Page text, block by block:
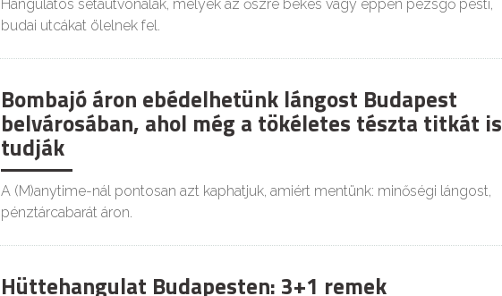
Hangulatos sétaútvonalak, melyek az őszre békés vagy éppen pezsgő pesti,
budai utcákat ölelnek fel.
Bombajó áron ebédelhetünk lángost Budapest
belvárosában, ahol még a tökéletes tészta titkát is
tudják
A (M)anytime-nál pontosan azt kaphatjuk, amiért mentünk: minőségi lángost,
pénztárcabarát áron.
Hüttehangulat Budapesten: 3+1 remek